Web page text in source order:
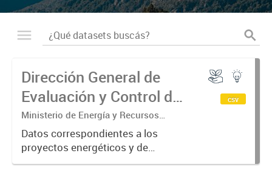
Dirección General de
Evaluación y Control de
Proyectos Energéticos e
Infraestructura
Ministerio de Energía y Recursos
Naturales. Secretaría de Ambiente y
Recursos Naturales. Dirección General
de Evaluación y Control de Proyectos
Energéticos...
Datos correspondientes a los
proyectos energéticos y de
infraestructura que cuentan con
csv